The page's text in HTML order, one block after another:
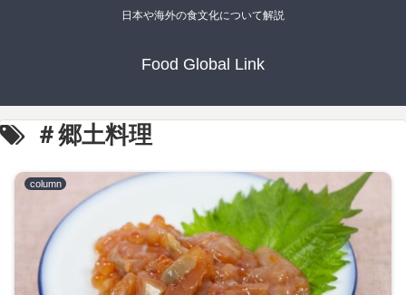
日本や海外の食文化について解説
Food Global Link
＃郷土料理
column